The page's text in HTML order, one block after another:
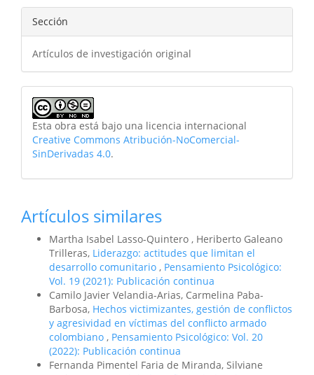
Sección
Artículos de investigación original
Esta obra está bajo una licencia internacional
Creative Commons Atribución-NoComercial-
SinDerivadas 4.0.
Artículos similares
Martha Isabel Lasso-Quintero , Heriberto Galeano
Trilleras, Liderazgo: actitudes que limitan el
desarrollo comunitario , Pensamiento Psicológico:
Vol. 19 (2021): Publicación continua
Camilo Javier Velandia-Arias, Carmelina Paba-
Barbosa, Hechos victimizantes, gestión de conflictos
y agresividad en víctimas del conflicto armado
colombiano , Pensamiento Psicológico: Vol. 20
(2022): Publicación continua
Fernanda Pimentel Faria de Miranda, Silviane